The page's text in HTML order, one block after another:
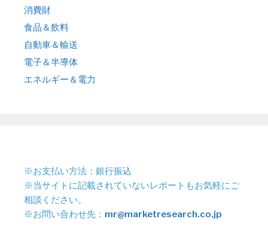
消費財
食品＆飲料
自動車＆輸送
電子＆半導体
エネルギー＆電力
※お支払い方法：銀行振込
※当サイトに記載されていないレポートもお気軽にご
相談ください。
※お問い合わせ先： mr@marketresearch.co.jp